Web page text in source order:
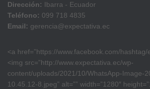
Dirección: Ibarra - Ecuador
Teléfono: 099 718 4835
Email: gerencia@expectativa.ec
<a href=”https://www.facebook.com/
<img src=”http://www.expectativa.ec/wp-
content/uploads/2021/10/WhatsApp-Image-
10.45.12-8.jpeg” alt=”” width=”1280″